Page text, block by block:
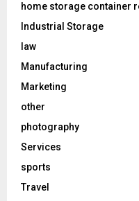
home storage container
Industrial Storage
law
Manufacturing
Marketing
other
photography
Services
sports
Travel